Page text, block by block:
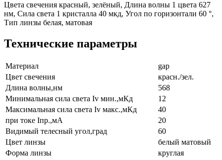
Цвета свечения красный, зелёный, Длина волны 1 цвета 627
нм, Сила света 1 кристалла 40 мкд, Угол по горизонтали 60 °,
Тип линзы белая, матовая
Технические параметры
Материал
gap
Цвет свечения
красн./зел.
Длина волны,нм
568
Минимальная сила света Iv мин.,мКд
12
Максимальная сила света Iv макс.,мКд
40
при токе Iпр.,мА
20
Видимый телесный угол,град
60
Цвет линзы
белый матовый
Форма линзы
круглая